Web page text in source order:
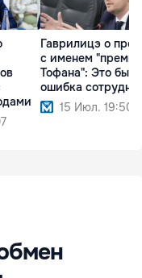
Гаврилицэ о
с именем
Тофана": Это была
ошибка
15 Июл. 19:50